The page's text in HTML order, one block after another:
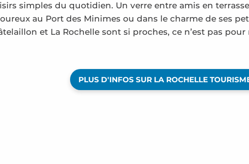
simples du quotidien. Un verre entre amis en
au Port des Minimes ou dans le charme de ses
et La Rochelle sont si proches, ce n’est pas pour
PLUS D'INFOS SUR LA ROCHELLE